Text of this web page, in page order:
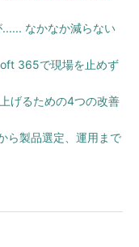
なかなか減らない
365で現場を止めず
げるための4つの改善
ら製品選定、運用まで